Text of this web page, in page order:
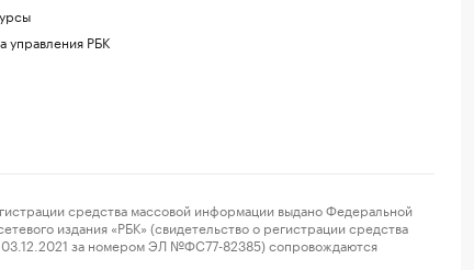
управления РБК
средства массовой информации выдано Федеральной
издания «РБК» (свидетельство о регистрации средства
03.12.2021 за номером ЭЛ №ФС77-82385) сопровождаются